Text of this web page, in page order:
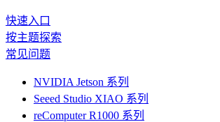
快速入口
按主题探索
常见问题
NVIDIA Jetson 系列
Seeed Studio XIAO 系列
reComputer R1000 系列